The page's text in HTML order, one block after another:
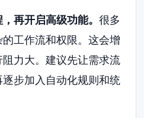
再开启高级功能。很多
工作流和权限。这会增
力大。建议先让需求流
步加入自动化规则和统